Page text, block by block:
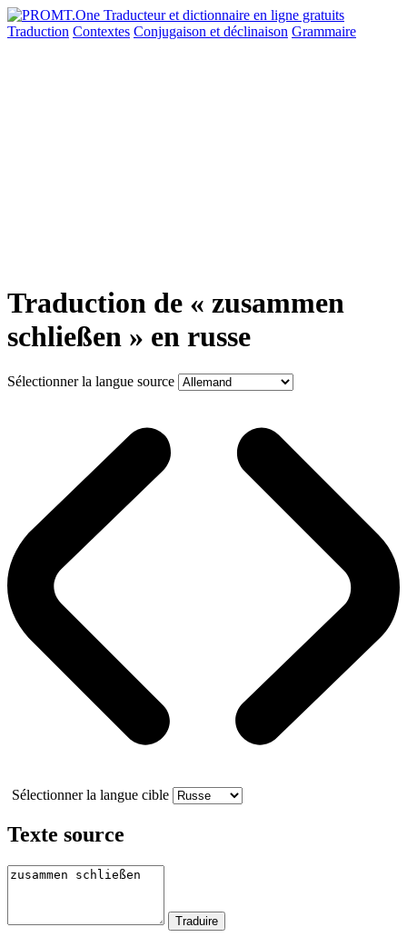
Traduction Contextes Conjugaison et déclinaison Grammaire
Traduction de « zusammen
schließen » en russe
Sélectionner la langue source
Sélectionner la langue cible
Texte source